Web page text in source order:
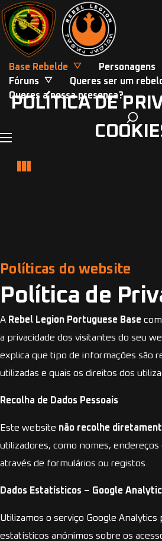
Base Rebelde Personagens
Fóruns
Queres ser um
Queres a nossa presença?
POLÍTICA DE
Políticas do website
Política de
A Rebel Legion Portuguese Base
a privacidade dos visitantes do seu
explica que tipo de informações são
utilizadas e quais os direitos dos
Recolha de Dados Pessoais
Este website não recolhe
utilizadores, como nomes,
através de formulários ou registos.
Dados Estatísticos – Google
Utilizamos o serviço Google Analytics
estatísticos anónimos sobre os